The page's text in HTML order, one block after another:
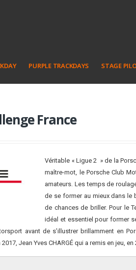
PURPLE TRACKDAYS STAGE
France
Véritable « Ligue 2 » de la
maître-mot, le Porsche Club
amateurs. Les temps de
de se former au mieux dans le
de chances de briller. Pour le
idéal et essentiel pour former
avant de s’illustrer brillamment en
Jean Yves CHARGÉ qui a remis en jeu,